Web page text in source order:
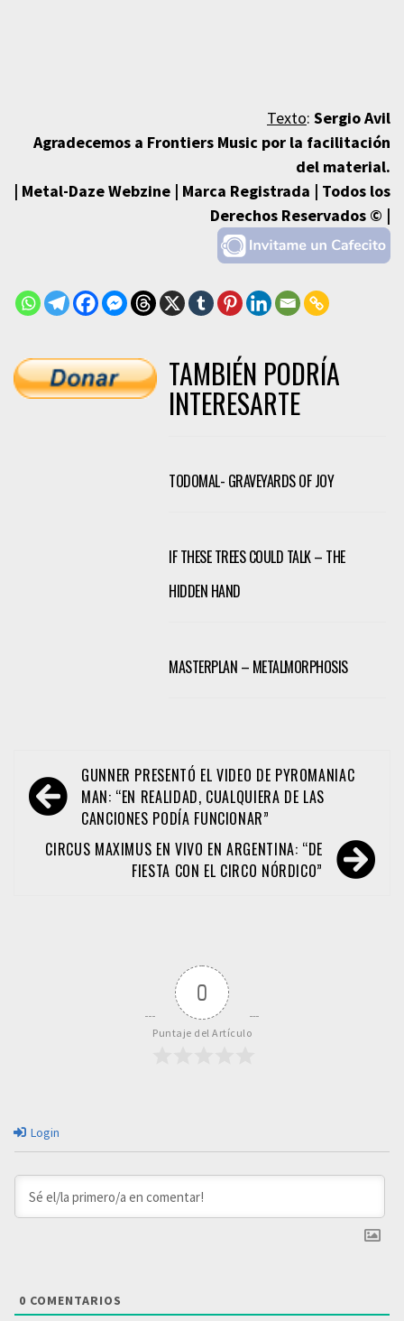
Texto: Sergio Avil
Agradecemos a Frontiers Music por la facilitación
del material.
| Metal-Daze Webzine | Marca Registrada | Todos los
Derechos Reservados © |
TAMBIÉN PODRÍA
INTERESARTE
TODOMAL- GRAVEYARDS OF JOY
IF THESE TREES COULD TALK – THE
HIDDEN HAND
MASTERPLAN – METALMORPHOSIS
Navegación
de
entradas
GUNNER PRESENTÓ EL VIDEO DE PYROMANIAC
MAN: “EN REALIDAD, CUALQUIERA DE LAS
CANCIONES PODÍA FUNCIONAR”
CIRCUS MAXIMUS EN VIVO EN ARGENTINA: “DE
FIESTA CON EL CIRCO NÓRDICO”
0
Puntaje del Artículo
Login
0 COMENTARIOS